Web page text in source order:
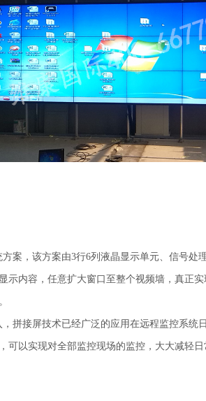
，该方案由3行6列液晶显示单元、信号处
示内容，任意扩大窗口至整个视频墙，真正
接屏技术已经广泛的应用在远程监控系统
可以实现对全部监控现场的监控，大大减轻